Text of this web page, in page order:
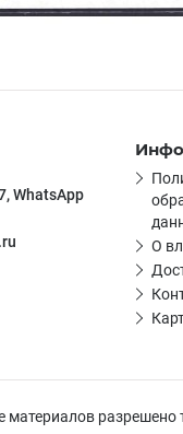
WhatsApp
О
разрешено